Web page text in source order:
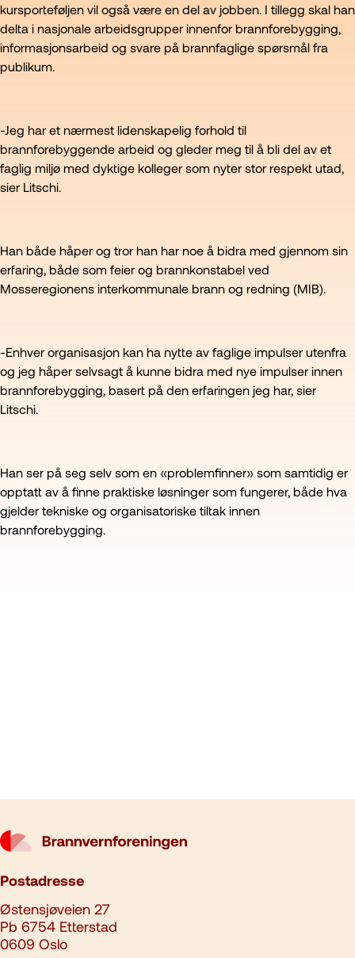
kursporteføljen vil også være en del av jobben. I tillegg skal han
delta i nasjonale arbeidsgrupper innenfor brannforebygging,
informasjonsarbeid og svare på brannfaglige spørsmål fra
publikum.
-Jeg har et nærmest lidenskapelig forhold til
brannforebyggende arbeid og gleder meg til å bli del av et
faglig miljø med dyktige kolleger som nyter stor respekt utad,
sier Litschi.
Han både håper og tror han har noe å bidra med gjennom sin
erfaring, både som feier og brannkonstabel ved
Mosseregionens interkommunale brann og redning (MIB).
-Enhver organisasjon kan ha nytte av faglige impulser utenfra
og jeg håper selvsagt å kunne bidra med nye impulser innen
brannforebygging, basert på den erfaringen jeg har, sier
Litschi.
Han ser på seg selv som en «problemfinner» som samtidig er
opptatt av å finne praktiske løsninger som fungerer, både hva
gjelder tekniske og organisatoriske tiltak innen
brannforebygging.
Postadresse
Østensjøveien 27
Pb 6754 Etterstad
0609 Oslo